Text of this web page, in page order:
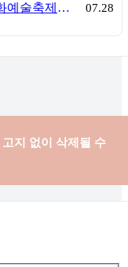
문화기획사 무브컬쳐, 도심 속 문화예술축제 ‘서초 클래식 테마파크: 봄밤의 클래식’ 성공적 연출 07.28
고지 없이 삭제될 수